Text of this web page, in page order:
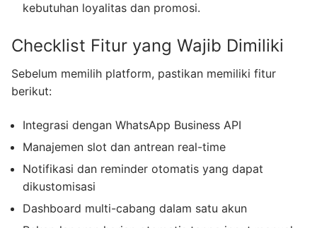
kebutuhan loyalitas dan promosi.
Checklist Fitur yang Wajib Dimiliki
Sebelum memilih platform, pastikan memiliki fitur
berikut:
Integrasi dengan WhatsApp Business API
Manajemen slot dan antrean real-time
Notifikasi dan reminder otomatis yang dapat
dikustomisasi
Dashboard multi-cabang dalam satu akun